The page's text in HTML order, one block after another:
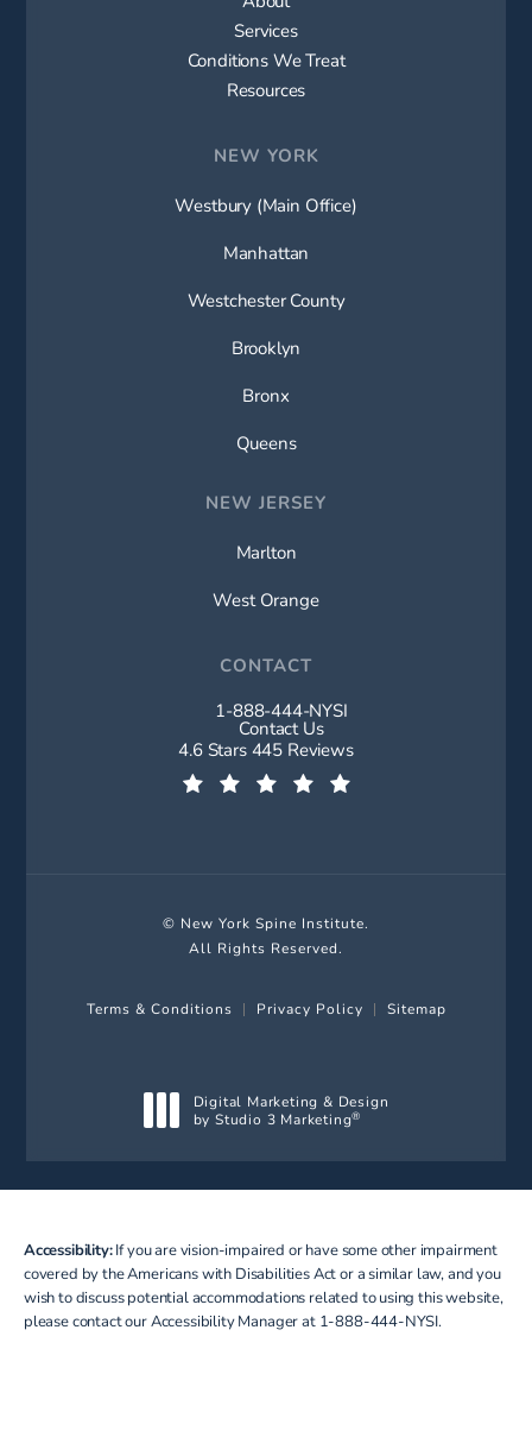
Services
Conditions We Treat
Resources
NEW YORK
Westbury (Main Office)
Manhattan
Westchester County
Brooklyn
Bronx
Queens
NEW JERSEY
Marlton
West Orange
CONTACT
Call New York Spine Institute on
1-888-444-NYSI
Contact Us
New York Spine Institute reviews:
4.6 Stars 445 Reviews
© New York Spine Institute.
All Rights Reserved.
Terms & Conditions Privacy Policy Sitemap
Digital Marketing & Design
by Studio 3 Marketing®
Accessibility:If you are vision-impaired or have some other impairment
covered by the Americans with Disabilities Act or a similar law, and you
wish to discuss potential accommodations related to using this website,
please contact our Accessibility Manager at 1-888-444-NYSI.